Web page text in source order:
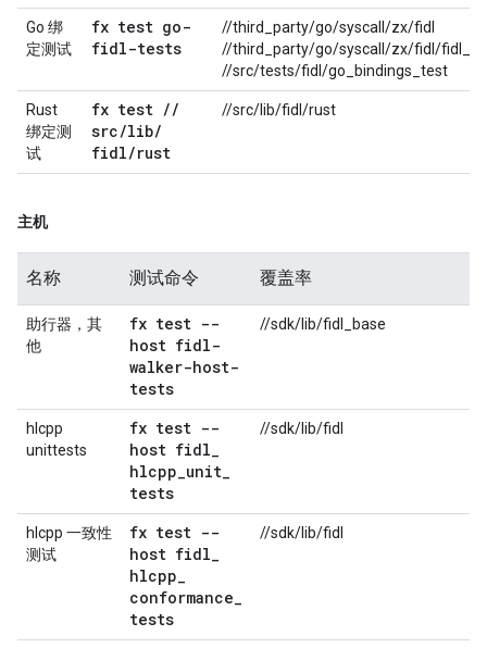
Go 绑
定测试
fx test go-
fidl-tests
//third_party/go/syscall/zx/fidl
//third_party/go/syscall/zx/fidl/
//src/tests/fidl/go_bindings_test
Rust
绑定测
试
fx test //
src/lib/
fidl/rust
//src/lib/fidl/rust
主机
名称 测试命令 覆盖率
助行器，其
他
fx test --
host fidl-
walker-host-
tests
//sdk/lib/fidl_base
hlcpp
unittests
fx test --
host fidl_
hlcpp_unit_
tests
//sdk/lib/fidl
hlcpp 一致性
测试
fx test --
host fidl_
hlcpp_
conformance_
tests
//sdk/lib/fidl